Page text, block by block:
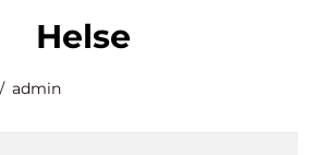
helse
admin